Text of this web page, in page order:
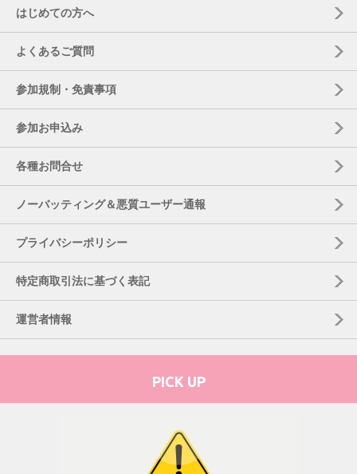
はじめての方へ
よくあるご質問
参加規制・免責事項
参加お申込み
各種お問合せ
ノーバッティング＆悪質ユーザー通報
プライバシーポリシー
特定商取引法に基づく表記
運営者情報
PICK UP